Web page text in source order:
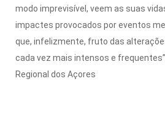
modo imprevisível, veem as suas
impactes provocados por eventos
que, infelizmente, fruto das
cada vez mais intensos e
Regional dos Açores